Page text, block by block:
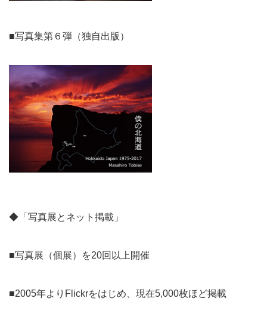
■写真集第６弾（独自出版）
◆「写真展とネット掲載」
■写真展（個展）を20回以上開催
■2005年よりFlickrをはじめ、現在5,000枚ほど掲載